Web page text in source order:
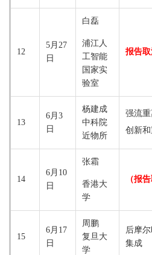
12
5月27
日
白磊
浦江人
工智能
国家实
验室
报告
13
6月3
日
杨建成
中科院
近物所
强流
创新
14
6月10
日
张霜
香港大
学
（报
15
6月17
日
周鹏
复旦大
学
后摩
集成